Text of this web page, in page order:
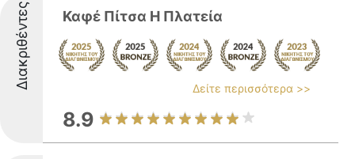
Διακριθέντες Καφέ Πίτσα Η Πλατεία
Δείτε περισσότερα >>
8.9